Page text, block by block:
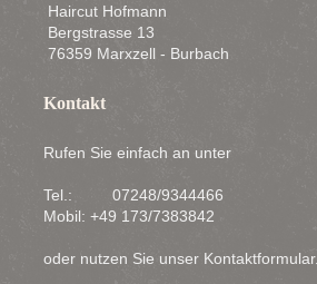
Haircut Hofmann
Bergstrasse 13
76359 Marxzell - Burbach
Kontakt
Rufen Sie einfach an unter
Tel.: 07248/9344466
Mobil: +49 173/7383842
oder nutzen Sie unser Kontaktformular.